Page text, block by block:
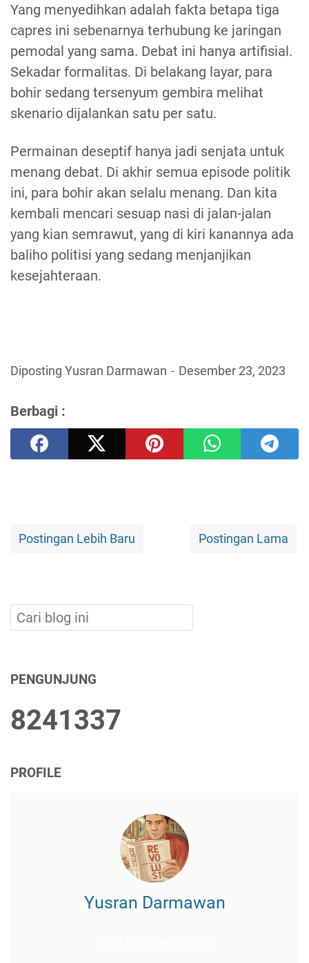
Yang menyedihkan adalah fakta betapa tiga
capres ini sebenarnya terhubung ke jaringan
pemodal yang sama. Debat ini hanya artifisial.
Sekadar formalitas. Di belakang layar, para
bohir sedang tersenyum gembira melihat
skenario dijalankan satu per satu.
Permainan deseptif hanya jadi senjata untuk
menang debat. Di akhir semua episode politik
ini, para bohir akan selalu menang. Dan kita
kembali mencari sesuap nasi di jalan-jalan
yang kian semrawut, yang di kiri kanannya ada
baliho politisi yang sedang menjanjikan
kesejahteraan.
Diposting Yusran Darmawan Desember 23, 2023
Berbagi :
Postingan Lebih Baru Postingan Lama
PENGUNJUNG
8241337
PROFILE
Yusran Darmawan